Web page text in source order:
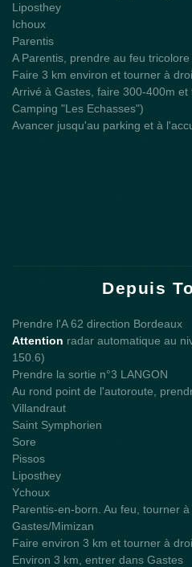
Liposthey
Ichoux
Parentis
A Parentis, prendre au feu
Faire 3 km environ et tourner à
Arrivé à Gastes, faire 300-400m
Camping "Les Echasses")
Avancer jusqu'au parking et à
Depuis
Prendre l'A 62 direction Bordeaux
Attention radar automatique au
150.6)
Prendre la sortie n°3 LANGON
Au rond point de l'autoroute,
Villandraut
Saint Symphorien
Sore
Pissos
Liposthey
Ychoux
Parentis-en-born. Au feu, tourner
Gastes/Mimizan
Faire environ 3 km et tourner à
Environ 3 km, entrer dans Gastes